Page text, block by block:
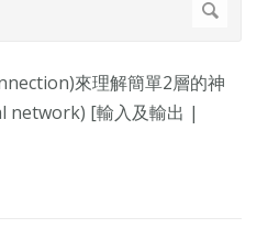
來理解簡單2層的神
network) [輸入及輸出 |